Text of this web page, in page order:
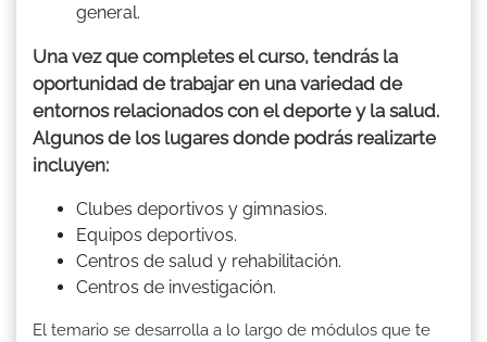
general.
Una vez que completes el curso, tendrás la
oportunidad de trabajar en una variedad de
entornos relacionados con el deporte y la salud.
Algunos de los lugares donde podrás realizarte
incluyen:
Clubes deportivos y gimnasios.
Equipos deportivos.
Centros de salud y rehabilitación.
Centros de investigación.
El temario se desarrolla a lo largo de módulos que te